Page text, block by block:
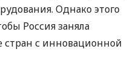
Однако этого
Россия заняла
стран с инновационной